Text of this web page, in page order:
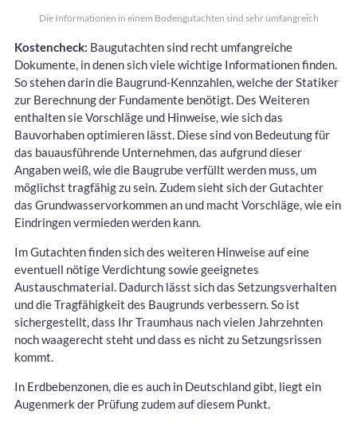
Die Informationen in einem Bodengutachten sind sehr umfangreich
Kostencheck: Baugutachten sind recht umfangreiche
Dokumente, in denen sich viele wichtige Informationen finden.
So stehen darin die Baugrund-Kennzahlen, welche der Statiker
zur Berechnung der Fundamente benötigt. Des Weiteren
enthalten sie Vorschläge und Hinweise, wie sich das
Bauvorhaben optimieren lässt. Diese sind von Bedeutung für
das bauausführende Unternehmen, das aufgrund dieser
Angaben weiß, wie die Baugrube verfüllt werden muss, um
möglichst tragfähig zu sein. Zudem sieht sich der Gutachter
das Grundwasservorkommen an und macht Vorschläge, wie ein
Eindringen vermieden werden kann.
Im Gutachten finden sich des weiteren Hinweise auf eine
eventuell nötige Verdichtung sowie geeignetes
Austauschmaterial. Dadurch lässt sich das Setzungsverhalten
und die Tragfähigkeit des Baugrunds verbessern. So ist
sichergestellt, dass Ihr Traumhaus nach vielen Jahrzehnten
noch waagerecht steht und dass es nicht zu Setzungsrissen
kommt.
In Erdbebenzonen, die es auch in Deutschland gibt, liegt ein
Augenmerk der Prüfung zudem auf diesem Punkt.